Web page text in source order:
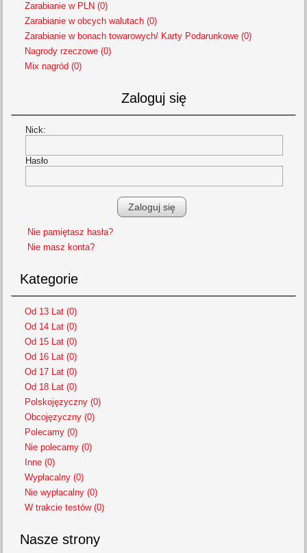
Zarabianie w PLN (0)
Zarabianie w obcych walutach (0)
Zarabianie w bonach towarowych/ Karty Podarunkowe (0)
Nagrody rzeczowe (0)
Mix nagród (0)
Zaloguj się
Nick:
Hasło
Nie pamiętasz hasła?
Nie masz konta?
Kategorie
Od 13 Lat (0)
Od 14 Lat (0)
Od 15 Lat (0)
Od 16 Lat (0)
Od 17 Lat (0)
Od 18 Lat (0)
Polskojęzyczny (0)
Obcojęzyczny (0)
Polecamy (0)
Nie polecamy (0)
Inne (0)
Wypłacalny (0)
Nie wypłacalny (0)
W trakcie testów (0)
Nasze strony